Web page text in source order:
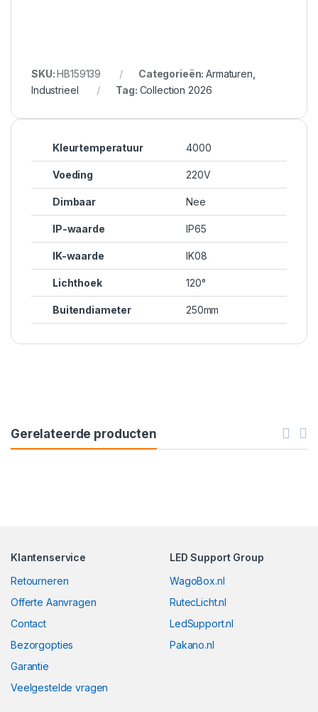
SKU:HB159139 Categorieën:Armaturen
Industrieel
Tag: Collection 2026
Kleurtemperatuur 4000
Voeding 220V
Dimbaar Nee
IP-waarde IP65
IK-waarde IK08
Lichthoek 120°
Buitendiameter 250mm
Gerelateerde producten
Klantenservice
Retourneren
Offerte Aanvragen
Contact
Bezorgopties
Garantie
Veelgestelde vragen
LED Support Group
WagoBox.nl
RutecLicht.nl
LedSupport.nl
Pakano.nl